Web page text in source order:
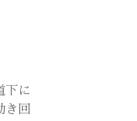
下に
回